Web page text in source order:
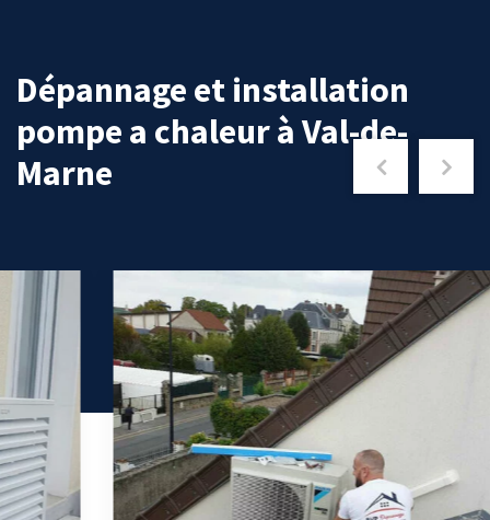
Dépannage et installation
pompe a chaleur à Val-de-
Marne